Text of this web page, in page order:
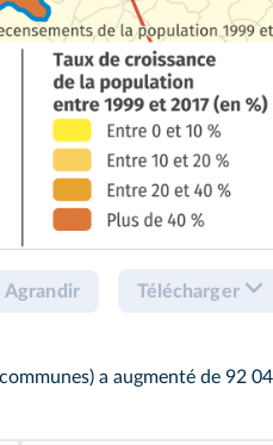
Agrandir Télécharger
a augmenté de 92